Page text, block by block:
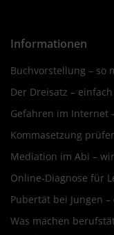
Informationen
Buchvorstellung – so
Der Dreisatz –
Gefahren im Internet
Kommasetzung
Mediation im Abi –
Online-Diagnose für
Pubertät bei Jungen
Was machen